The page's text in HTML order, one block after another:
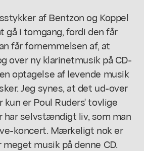
af Bentzon og Koppel
gå i tomgang, fordi den får
får fornemmelsen af, at
over ny klarinetmusik på CD-
optagelse af levende musik
Jeg synes, at det ud-over
er Poul Ruders' tovlige
har selvstændigt liv, som man
koncert. Mærkeligt nok er
musik på denne CD.